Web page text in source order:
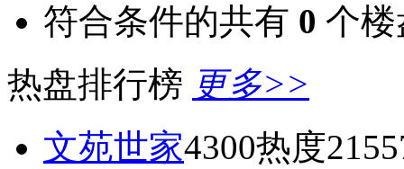
符合条件的共有 0 个楼
热盘排行榜 更多>>
文苑世家4300热度